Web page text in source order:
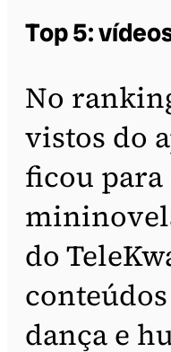
Top 5:
No
vistos do
ficou para
do
dança e